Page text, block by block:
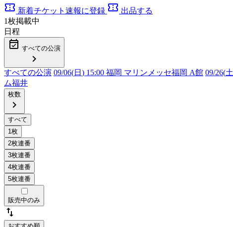
confirmation_number 新着チケット速報に登録 confirmation_number 出品する
1枚掲載中
日程
event_available すべての公演
chevron_right
すべての公演 09/06(日 ) 15:00 福岡 マリンメッセ福岡 A館 09/26(土
ム福井
枚数
chevron_right
販売中のみ
swap_vert